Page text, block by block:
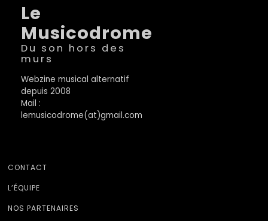
Le
Musicodrome
Du son hors des
murs
Webzine musical alternatif
depuis 2008
Mail :
lemusicodrome(at)gmail.com
CONTACT
L’ÉQUIPE
NOS PARTENAIRES